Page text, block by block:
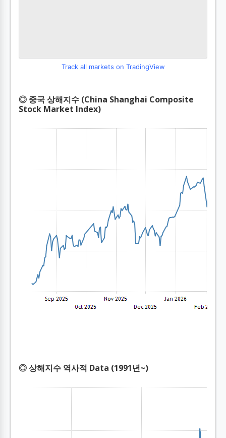
Track all markets on TradingView
◎ 중국 상해지수 (China Shanghai Composite
Stock Market Index)
◎ 상해지수 역사적 Data (1991년~)